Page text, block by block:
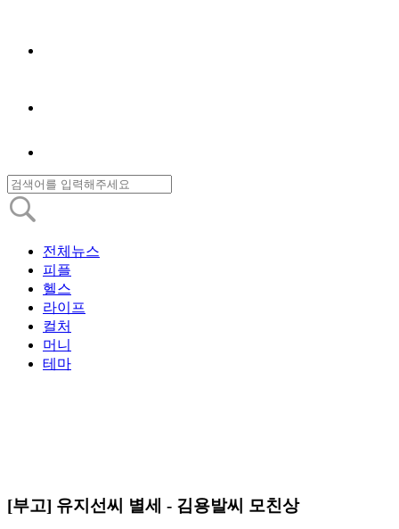
전체뉴스
피플
헬스
라이프
컬처
머니
테마
[부고] 유지선씨 별세 - 김용발씨 모친상